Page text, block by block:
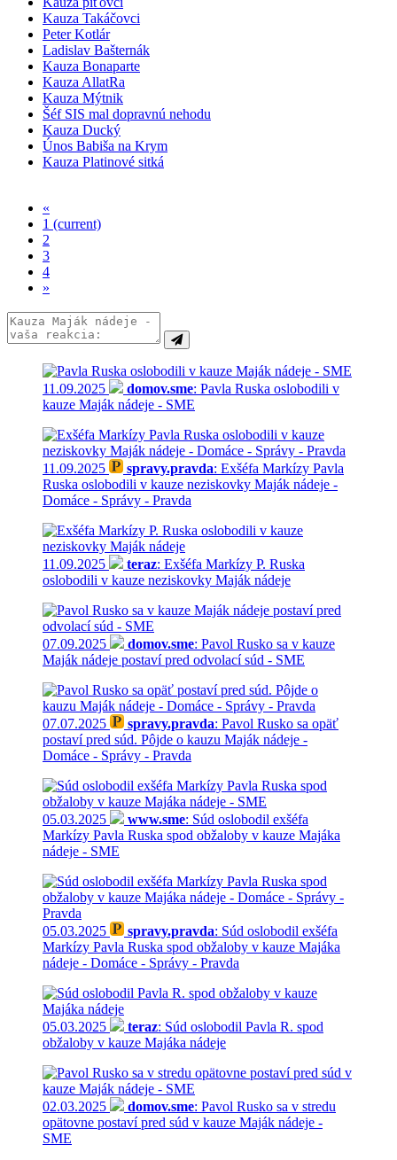
Kauza Takáčovci
Peter Kotlár
Ladislav Bašternák
Kauza Bonaparte
Kauza AllatRa
Kauza Mýtnik
Šéf SIS mal dopravnú nehodu
Kauza Ducký
Únos Babiša na Krym
Kauza Platinové sitká
«
1 (current)
2
3
4
»
11.09.2025 domov.sme: Pavla Ruska oslobodili v
kauze Maják nádeje - SME
11.09.2025 spravy.pravda: Exšéfa Markízy Pavla
Ruska oslobodili v kauze neziskovky Maják nádeje -
Domáce - Správy - Pravda
11.09.2025 teraz: Exšéfa Markízy P. Ruska
oslobodili v kauze neziskovky Maják nádeje
07.09.2025 domov.sme: Pavol Rusko sa v kauze
Maják nádeje postaví pred odvolací súd - SME
07.07.2025 spravy.pravda: Pavol Rusko sa opäť
postaví pred súd. Pôjde o kauzu Maják nádeje -
Domáce - Správy - Pravda
05.03.2025 www.sme: Súd oslobodil exšéfa
Markízy Pavla Ruska spod obžaloby v kauze Majáka
nádeje - SME
05.03.2025 spravy.pravda: Súd oslobodil exšéfa
Markízy Pavla Ruska spod obžaloby v kauze Majáka
nádeje - Domáce - Správy - Pravda
05.03.2025 teraz: Súd oslobodil Pavla R. spod
obžaloby v kauze Majáka nádeje
02.03.2025 domov.sme: Pavol Rusko sa v stredu
opätovne postaví pred súd v kauze Maják nádeje -
SME